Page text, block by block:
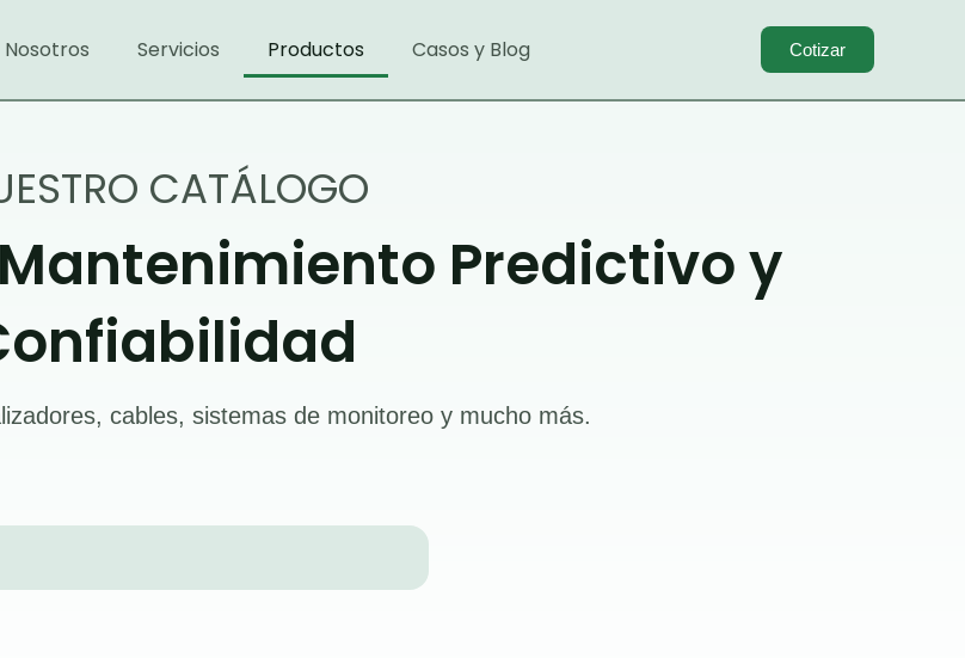
Nosotros Servicios Productos Casos y Blog Cotizar
CATÁLOGO
Predictivo y
cables, sistemas de monitoreo y mucho más.